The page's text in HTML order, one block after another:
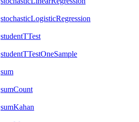
stochasticLogisticRegression
studentTTest
studentTTestOneSample
sum
sumCount
sumKahan